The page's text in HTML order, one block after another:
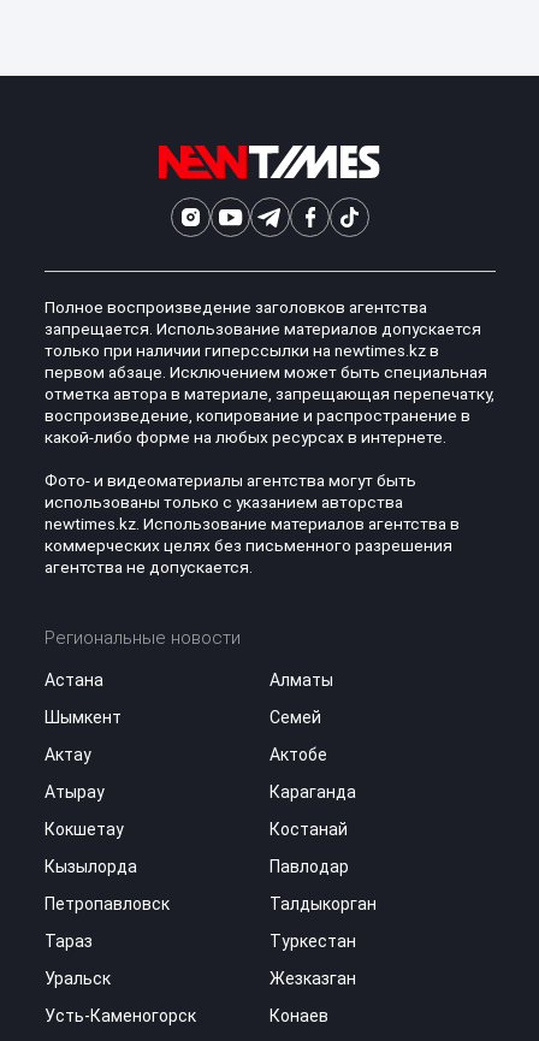
Полное воспроизведение заголовков агентства
запрещается. Использование материалов допускается
только при наличии гиперссылки на newtimes.kz в
первом абзаце. Исключением может быть специальная
отметка автора в материале, запрещающая перепечатку,
воспроизведение, копирование и распространение в
какой-либо форме на любых ресурсах в интернете.
Фото- и видеоматериалы агентства могут быть
использованы только с указанием авторства
newtimes.kz. Использование материалов агентства в
коммерческих целях без письменного разрешения
агентства не допускается.
Региональные новости
Астана
Алматы
Шымкент
Семей
Актау
Актобе
Атырау
Караганда
Кокшетау
Костанай
Кызылорда
Павлодар
Петропавловск
Талдыкорган
Тараз
Туркестан
Уральск
Жезказган
Усть-Каменогорск
Конаев